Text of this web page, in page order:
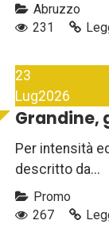
Abruzzo
231
23
Lug2026
Grandine,
Per intensità
descritto da...
Promo
267